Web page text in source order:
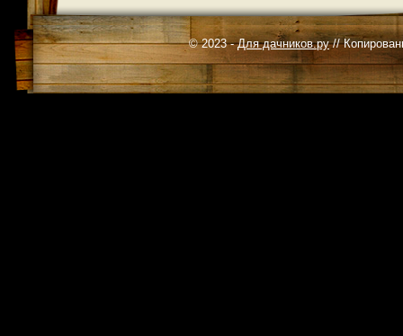
© 2023 -Для дачников.ру//